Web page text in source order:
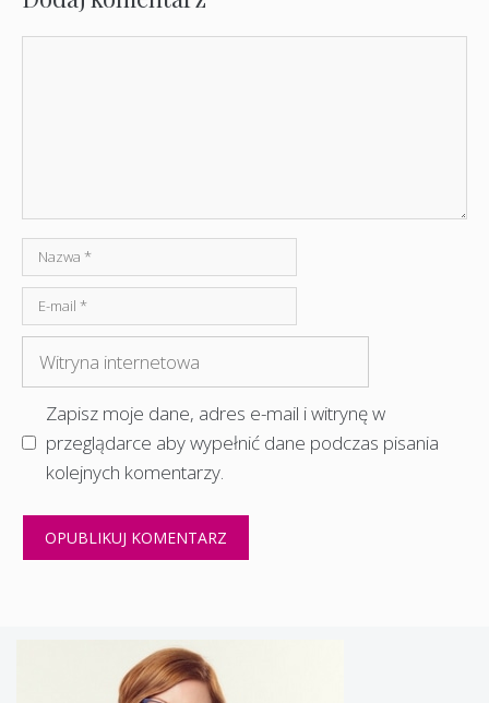
Nazwa
mail
internetowa
Zapisz moje dane, adres e-mail i witrynę w
przeglądarce aby wypełnić dane podczas pisania
kolejnych komentarzy.